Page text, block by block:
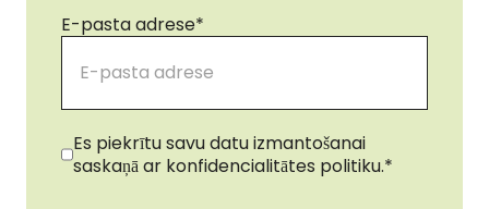
E-pasta adrese*
Piekrišana*
Es piekrītu savu datu izmantošanai
saskaņā ar konfidencialitātes politiku.*